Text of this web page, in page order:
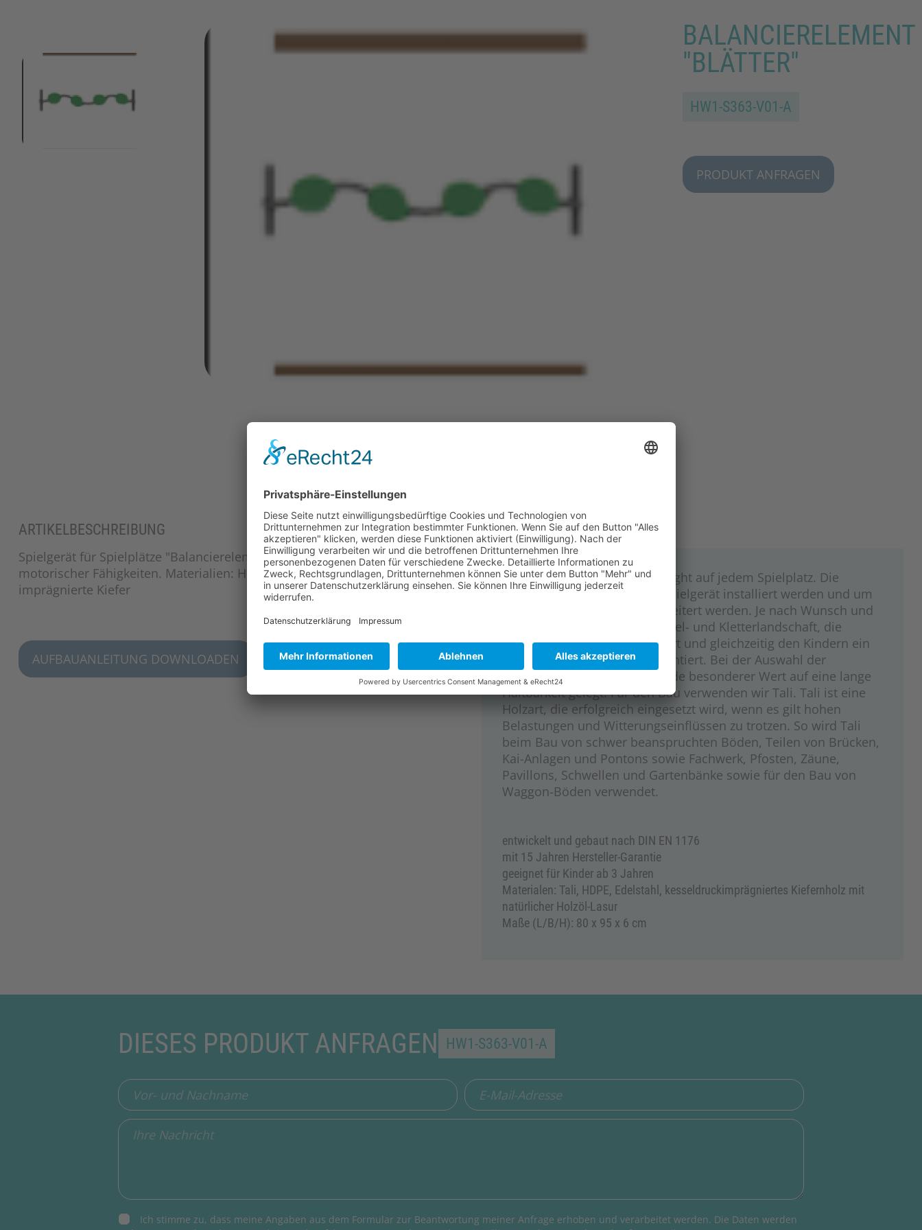
BALANCIERELEMENT
"BLÄTTER"
HW1-S363-V01-A
PRODUKT ANFRAGEN
ARTIKELBESCHREIBUNG
Spielgerät für Spielplätze "Balancierelement Blätter" zur Förderung
motorischer Fähigkeiten. Materialien: HDPE, Edelstahl, Tali, kesseldruck-
imprägnierte Kiefer
AUFBAUANLEITUNG DOWNLOADEN
AUSSCHREIBUNGSTEXT
Diese Eisenbahn ist ein Highlight auf jedem Spielplatz. Die
Lokomotive kann als Einzel-Spielgerät installiert werden und um
die einzelnen Spielgeräte erweitert werden. Je nach Wunsch und
Anforderung entsteht eine Spiel- und Kletterlandschaft, die
motorische Fähigkeiten fördert und gleichzeitig den Kindern ein
einmaliges Spielerlebnis garantiert. Bei der Auswahl der
verwendeten Materialien wurde besonderer Wert auf eine lange
Haltbarkeit gelegt. Für den Bau verwenden wir Tali. Tali ist eine
Holzart, die erfolgreich eingesetzt wird, wenn es gilt hohen
Belastungen und Witterungseinflüssen zu trotzen. So wird Tali
beim Bau von schwer beanspruchten Böden, Teilen von Brücken,
Kai-Anlagen und Pontons sowie Fachwerk, Pfosten, Zäune,
Pavillons, Schwellen und Gartenbänke sowie für den Bau von
Waggon-Böden verwendet.
entwickelt und gebaut nach DIN EN 1176
mit 15 Jahren Hersteller-Garantie
geeignet für Kinder ab 3 Jahren
Materialen: Tali, HDPE, Edelstahl, kesseldruckimprägniertes Kiefernholz mit
natürlicher Holzöl-Lasur
Maße (L/B/H): 80 x 95 x 6 cm
DIESES PRODUKT ANFRAGEN HW1-S363-V01-A
Ich stimme zu, dass meine Angaben aus dem Formular zur Beantwortung meiner Anfrage erhoben und verarbeitet werden. Die Daten werden